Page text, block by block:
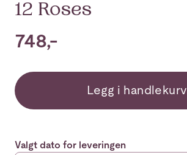
12 Roses
748,-
Legg i handlekurv
Valgt dato for leveringen